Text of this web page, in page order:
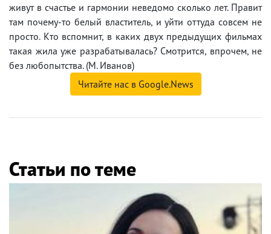
живут в счастье и гармонии неведомо сколько лет. Правит
там почему-то белый властитель, и уйти оттуда совсем не
просто. Кто вспомнит, в каких двух предыдущих фильмах
такая жила уже разрабатывалась? Смотрится, впрочем, не
без любопытства. (М. Иванов)
Читайте нас в Google.News
Статьи по теме